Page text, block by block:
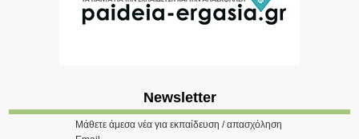
Newsletter
Μάθετε άμεσα νέα για εκπαίδευση / απασχόληση